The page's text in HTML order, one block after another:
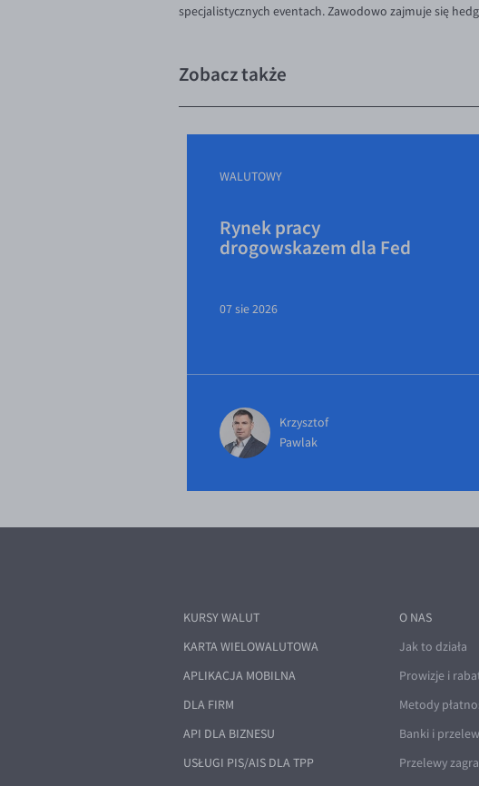
specjalistycznych eventach. Zawodowo zajmuje się
Zobacz także
WALUTOWY
Rynek pracy
drogowskazem dla Fed
07 sie 2026
Krzysztof
Pawlak
KURSY WALUT
KARTA WIELOWALUTOWA
APLIKACJA MOBILNA
DLA FIRM
API DLA BIZNESU
USŁUGI PIS/AIS DLA TPP
O NAS
Jak to działa
Prowizje i
Metody
Banki i
Przelewy